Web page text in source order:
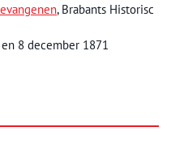
, Brabants Historisc
en 8 december 1871